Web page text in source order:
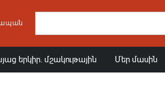
երկիր. մշակութային Մեր մասին